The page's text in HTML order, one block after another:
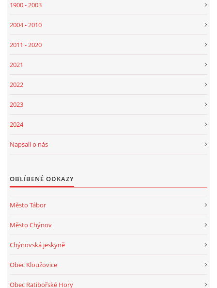
1900 - 2003
2004 - 2010
2011 - 2020
2021
2022
2023
2024
Napsali o nás
OBLÍBENÉ ODKAZY
Město Tábor
Město Chýnov
Chýnovská jeskyně
Obec Kloužovice
Obec Ratibořské Hory